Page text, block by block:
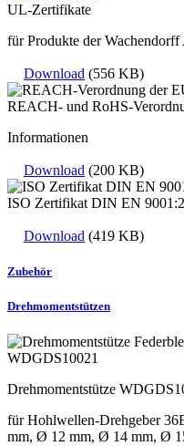
UL-Zertifikate
für Produkte der
Download (556 KB)
REACH- und RoHS-
Informationen
Download (200 KB)
ISO Zertifikat DIN EN
Download (419 KB)
Zubehör
Drehmomentstützen
WDGDS10021
Drehmomentstütze
für Hohlwellen-Drehgeber
mm, Ø 12 mm, Ø 14 mm, Ø